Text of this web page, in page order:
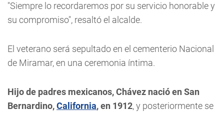
"Siempre lo recordaremos por su servicio honorable y
su compromiso", resaltó el alcalde.
El veterano será sepultado en el cementerio Nacional
de Miramar, en una ceremonia íntima.
Hijo de padres mexicanos, Chávez nació en San
Bernardino,California, en 1912, y posteriormente se